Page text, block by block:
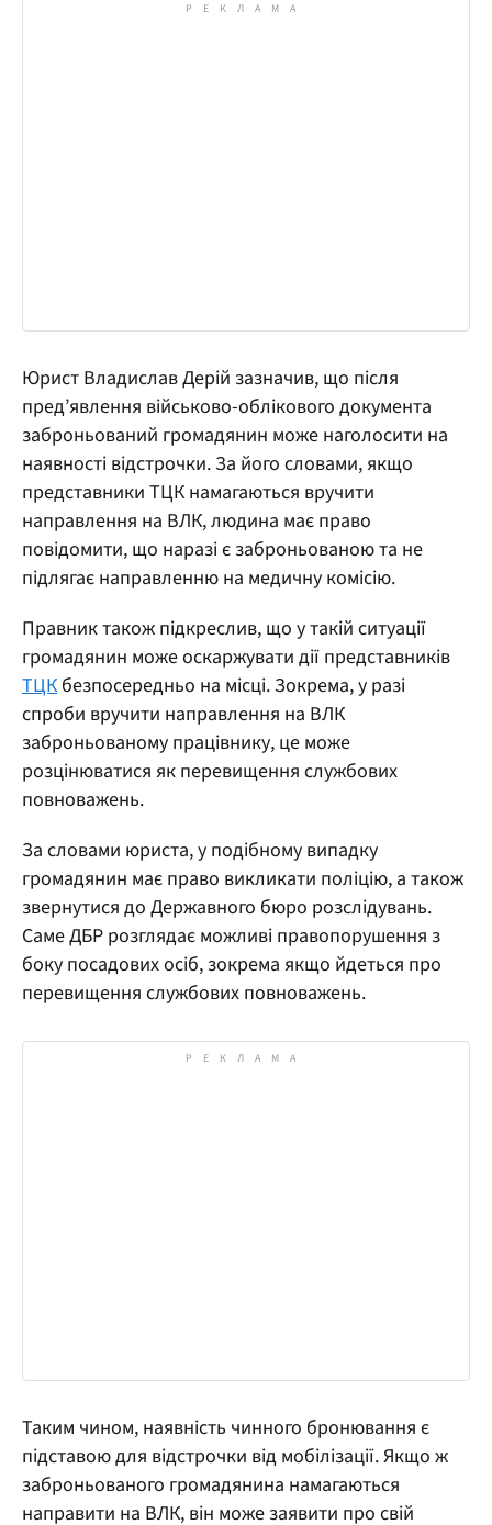
Юрист Владислав Дерій зазначив, що після
пред’явлення військово-облікового документа
заброньований громадянин може наголосити на
наявності відстрочки. За його словами, якщо
представники ТЦК намагаються вручити
направлення на ВЛК, людина має право
повідомити, що наразі є заброньованою та не
підлягає направленню на медичну комісію.
Правник також підкреслив, що у такій ситуації
громадянин може оскаржувати дії представників
ТЦКбезпосередньо на місці. Зокрема, у разі
спроби вручити направлення на ВЛК
заброньованому працівнику, це може
розцінюватися як перевищення службових
повноважень.
За словами юриста, у подібному випадку
громадянин має право викликати поліцію, а також
звернутися до Державного бюро розслідувань.
Саме ДБР розглядає можливі правопорушення з
боку посадових осіб, зокрема якщо йдеться про
перевищення службових повноважень.
Таким чином, наявність чинного бронювання є
підставою для відстрочки від мобілізації. Якщо ж
заброньованого громадянина намагаються
направити на ВЛК, він може заявити про свій